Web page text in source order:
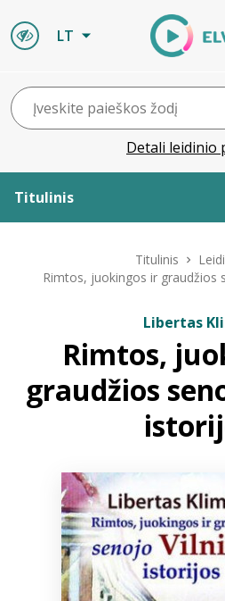
LT
Detali leidinio
Titulinis
ELVIS atvyksta
Naujienos
Titulinis
Rimtos, juokingos ir graudžios
Libertas
Rimtos,
graudžios